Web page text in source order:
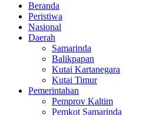
Beranda
Peristiwa
Nasional
Daerah
Samarinda
Balikpapan
Kutai Kartanegara
Kutai Timur
Pemerintahan
Pemprov Kaltim
Pemkot Samarinda